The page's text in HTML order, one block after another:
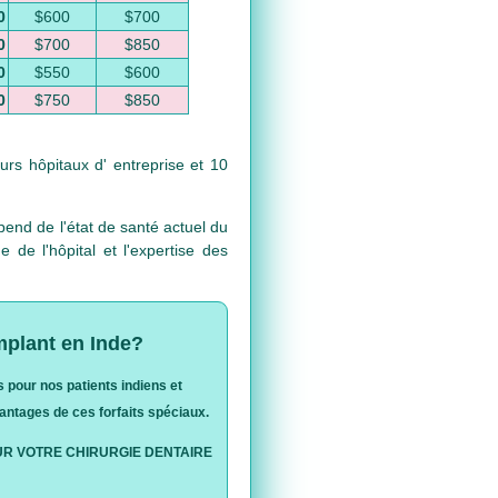
$600
$700
$700
$850
$550
$600
$750 $850
hôpitaux d' entreprise et 10
de l'état de santé actuel du
de l'hôpital et l'expertise des
en Inde?
pour nos patients indiens et
de ces forfaits spéciaux.
VOTRE CHIRURGIE DENTAIRE